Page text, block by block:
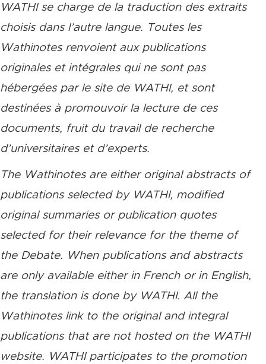
WATHI se charge de la traduction des extraits
choisis dans l’autre langue. Toutes les
Wathinotes renvoient aux publications
originales et intégrales qui ne sont pas
hébergées par le site de WATHI, et sont
destinées à promouvoir la lecture de ces
documents, fruit du travail de recherche
d’universitaires et d’experts.
The Wathinotes are either original abstracts of
publications selected by WATHI, modified
original summaries or publication quotes
selected for their relevance for the theme of
the Debate. When publications and abstracts
are only available either in French or in English,
the translation is done by WATHI. All the
Wathinotes link to the original and integral
publications that are not hosted on the WATHI
website. WATHI participates to the promotion